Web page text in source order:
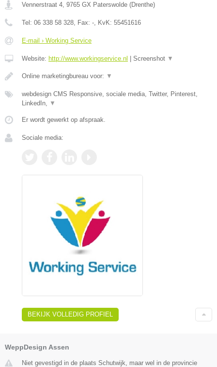
Vennerstraat 4 9765 GX Paterswolde (Drenthe)
Tel: 06 338 58 328 , Fax: - , KvK: 55451616
E-mail › Working Service
Website: http://www.workingservice.nl Screenshot ▼
Online marketingbureau voor: ▼
webdesign CMS Responsive, sociale media, Twitter, Pinterest,
LinkedIn,
▼
Er wordt gewerkt op afspraak.
Sociale media:
BEKIJK VOLLEDIG PROFIEL
WeppDesign Assen
Niet gevestigd in de plaats Schutwijk, maar wel in de provincie